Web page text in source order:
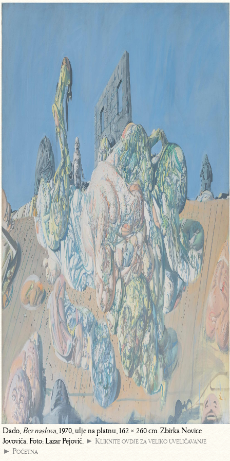
Dado, Bez naslova, 1970, ulje na platnu, 162 × 260 cm. Zbirka Novice
Jovovića. Foto: Lazar Pejović. ► Kliknite ovdje za veliko uveličavanje
► Početna